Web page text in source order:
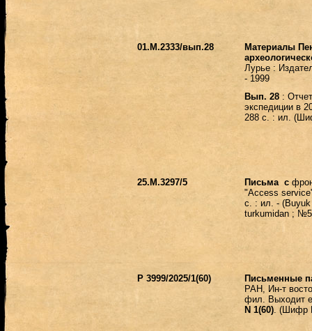
01.М.2333/вып.28
Материалы
Лурье :
- 1999
Вып. 28 :
экспедиции в
288 с. : ил.
25.М.3297/5 Письма с
"Access
с. : ил. -
turkumidan ;
Р 3999/2025/1(60)
Письменные
РАН, Ин-т
фил. Выходит
N 1(60). (Шифр